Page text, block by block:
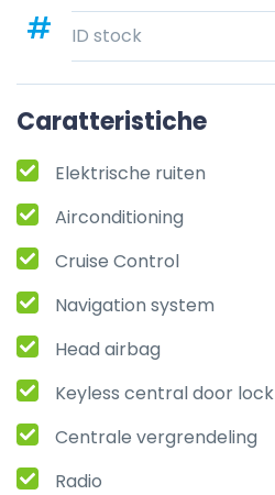
ID stock
Caratteristiche
Elektrische ruiten
Airconditioning
Cruise Control
Navigation system
Head airbag
Keyless central door lock
Centrale vergrendeling
Radio